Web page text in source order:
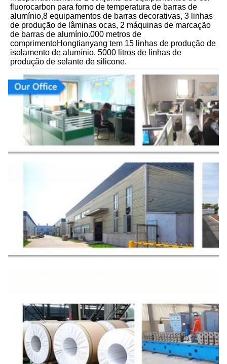
fluorocarbon para forno de temperatura de barras de
alumínio,8 equipamentos de barras decorativas, 3 linhas
de produção de lâminas ocas, 2 máquinas de marcação
de barras de alumínio.000 metros de
comprimentoHongtianyang tem 15 linhas de produção de
isolamento de alumínio, 5000 litros de linhas de
produção de selante de silicone.